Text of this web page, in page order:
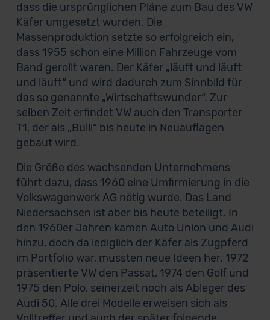
dass die ursprünglichen Pläne zum Bau des VW
Käfer umgesetzt wurden. Die
Massenproduktion setzte so erfolgreich ein,
dass 1955 schon eine Million Fahrzeuge vom
Band gerollt waren. Der Käfer „läuft und läuft
und läuft“ und wird dadurch zum Sinnbild für
das so genannte „Wirtschaftswunder“. Zur
selben Zeit erfindet VW auch den Transporter
T1, der als „Bulli“ bis heute in Neuauflagen
gebaut wird.
Die Größe des wachsenden Unternehmens
führt dazu, dass 1960 eine Umfirmierung in die
Volkswagenwerk AG nötig wurde. Das Land
Niedersachsen ist aber bis heute beteiligt. In
den 1960er Jahren kamen Auto Union und Audi
hinzu, doch da lediglich der Käfer als Zugpferd
im Portfolio war, mussten neue Ideen her. 1972
präsentierte VW den Passat, 1974 den Golf und
1975 den Polo, seinerzeit noch als Ableger des
Audi 50. Alle drei Modelle erweisen sich als